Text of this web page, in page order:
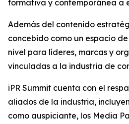
formativa y contemporánea a
Además del contenido
concebido como un espacio
nivel para líderes, marcas y
vinculadas a la industria de
iPR Summit cuenta con el
aliados de la industria,
como auspiciante, los Media